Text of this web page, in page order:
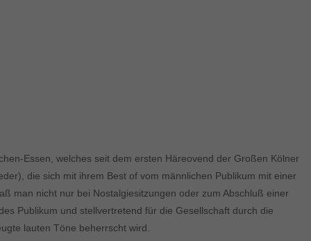
Essen, welches seit dem ersten Häreovend der Großen Kölner
die sich mit ihrem Best of vom männlichen Publikum mit einer
man nicht nur bei Nostalgiesitzungen oder zum Abschluß einer
Publikum und stellvertretend für die Gesellschaft durch die
lauten Töne beherrscht wird.